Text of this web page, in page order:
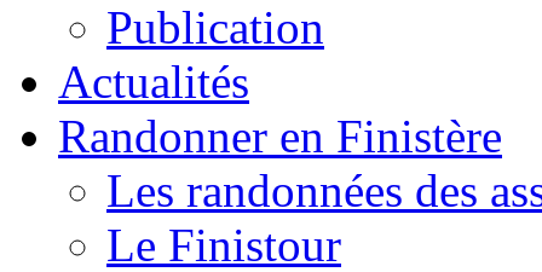
Publication
Actualités
Randonner en Finistère
Les randonnées des
Le Finistour